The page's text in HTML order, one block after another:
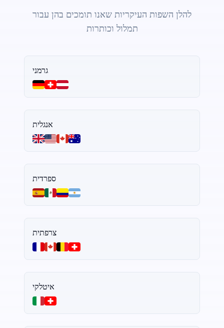
להלן השפות העיקריות שאנו תומכים בהן עבור
תמלול וכותרות
גרמני
אנגלית
ספרדית
צרפתית
איטלקי